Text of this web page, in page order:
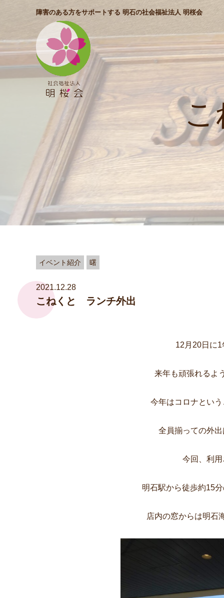
障害のある方をサポートする 明石の社会福祉法人 明桜会
こ
イベント紹介 曙
2021.12.28
こねくと ランチ外出
12月20日に
来年も頑張れるよ
今年はコロナとい
全員揃っての外
今回、利
明石駅から徒歩約15
店内の窓からは明石